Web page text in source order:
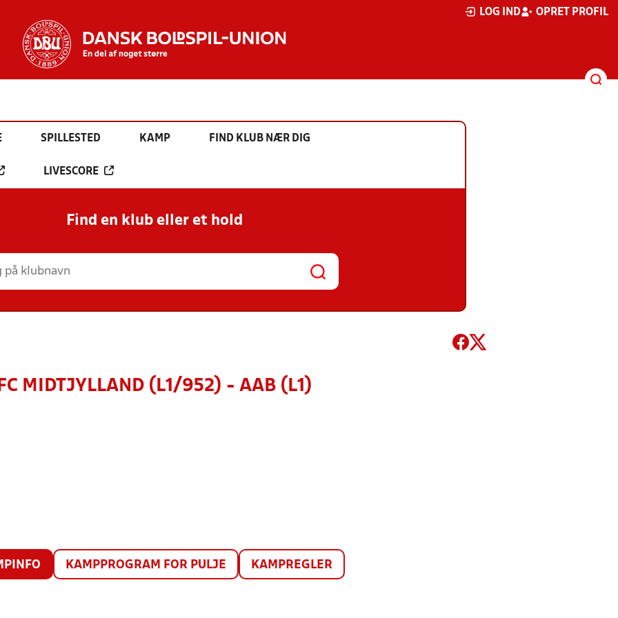
LOG IND OPRET PROFIL
SPILLESTED KAMP FIND KLUB NÆR DIG
LIVESCORE
Find en klub eller et hold
MIDTJYLLAND (L1/952) - AAB (L1)
KAMPPROGRAM FOR PULJE KAMPREGLER